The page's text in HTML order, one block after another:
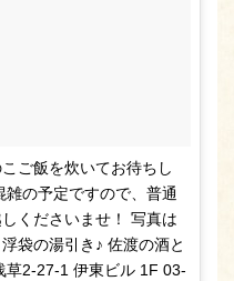
ご飯を炊いてお待ちし
の予定ですので、普通
くださいませ！ 写真は
袋の湯引き♪ 佐渡の酒と
2-27-1 伊東ビル 1F 03-